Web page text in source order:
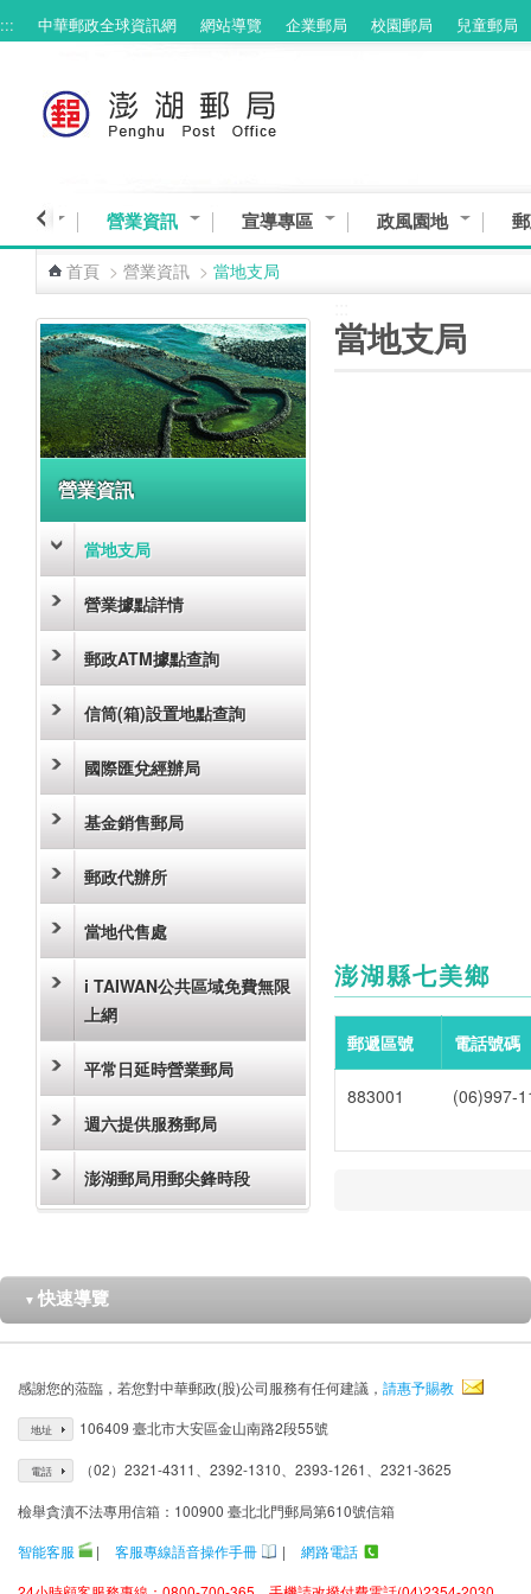
跳到主要內容區塊
::: 中華郵政全球資訊網 網站導覽 企業郵局 校園郵局 兒童郵局
服務 營業資訊 宣導專區 政風園地
首頁 > 營業資訊 > 當地支局
營業資訊
當地支局
營業據點詳情
郵政ATM據點查詢
信筒(箱)設置地點查詢
國際匯兌經辦局
基金銷售郵局
郵政代辦所
當地代售處
i TAIWAN公共區域免費無限
上網
平常日延時營業郵局
週六提供服務郵局
澎湖郵局用郵尖鋒時段
當地支局
澎湖縣七美鄉
郵遞區號 電話號碼
883001 (06)997-
▼ 快速導覽
感謝您的蒞臨，若您對中華郵政(股)公司服務有任何建議， 請惠予賜教
地址 106409 臺北市大安區金山南路2段55號
電話 （02）2321-4311、2392-1310、2393-1261、2321-3625
檢舉貪瀆不法專用信箱：100900 臺北北門郵局第610號信箱
智能客服
| 客服專線語音操作手冊 |
網路電話